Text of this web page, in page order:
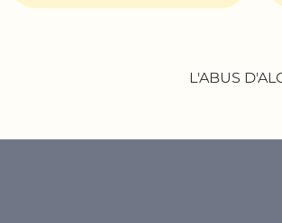
L'ABUS